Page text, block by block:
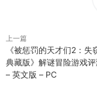
上一篇
《被惩罚的天才们2：失
典藏版》解谜冒险游戏
– 英文版 – PC